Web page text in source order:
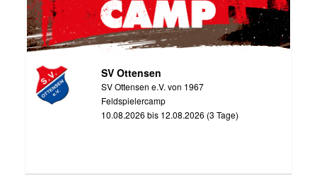
SV Ottensen
SV Ottensen e.V. von 1967
Feldspielercamp
10.08.2026 bis 12.08.2026 (3 Tage)